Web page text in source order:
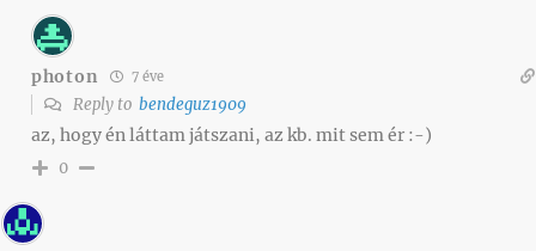
photon 7 éve
Reply to bendeguz1909
az, hogy én láttam játszani, az kb. mit sem ér :-)
0